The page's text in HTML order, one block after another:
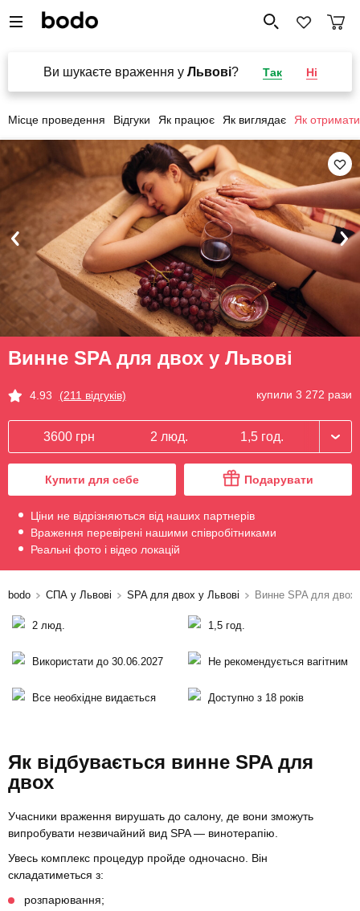
Ви шукаєте враження у Львові? Так Ні
Місце проведення Відгуки Як працює Як виглядає Як отримати
Винне SPA для двох у Львові
4.93 (211 відгуків) купили 3 272 рази
3600 грн 2 люд. 1,5 год.
Купити для себе Подарувати
Ціни не відрізняються від наших партнерів
Враження перевірені нашими співробітниками
Реальні фото і відео локацій
bodo СПА у Львові SPA для двох у Львові Винне SPA для двох
2 люд. 1,5 год.
Використати до 30.06.2027 Не рекомендується вагітним
Все необхідне видається Доступно з 18 років
Як відбувається винне SPA для
двох
Учасники враження вирушать до салону, де вони зможуть
випробувати незвичайний вид SPA — винотерапію.
Увесь комплекс процедур пройде одночасно. Він
складатиметься з:
розпарювання;